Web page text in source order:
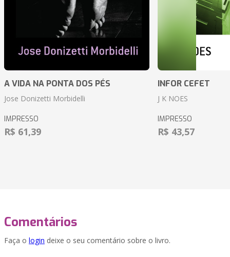
A VIDA NA PONTA DOS PÉS
Jose Donizetti Morbidelli
IMPRESSO
R$ 61,39
INFOR CEFET
J K NOES
IMPRESSO
R$ 43,57
Comentários
Faça o login deixe o seu comentário sobre o livro.